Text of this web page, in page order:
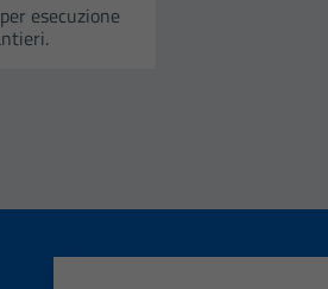
esecuzione